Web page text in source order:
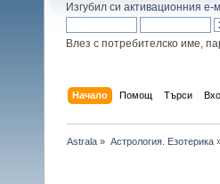
Изгубил си активационния е-
Влез с потребителско име,
Начало Помощ Търси
Astrala » Астрология. Езотерика